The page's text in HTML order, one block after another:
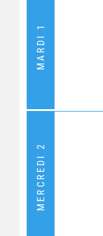
MARDI 1
MERCREDI 2